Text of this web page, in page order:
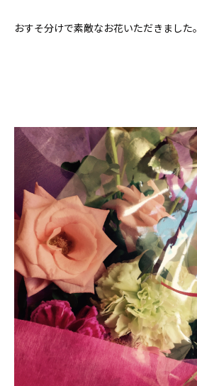
おすそ分けで素敵なお花いただきました。